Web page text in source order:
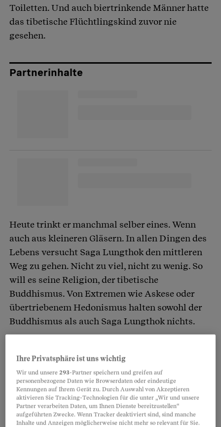
Toiletten. Und auch biertrinkende Männer hatte
das tibetische Flüchtlingskind zuvor nie
gesehen.
Partnerinhalte
Heute trinkt er manchmal selber eines. Wenn
auch aus kleineren Gläsern. In allen Dingen des
Lebens versucht Saga Lungthok den mittleren
Weg zu gehen. Nicht zu viel, nicht zu wenig. So
will es seine Religion, der tibetische
Buddhismus. Von Extremen wie Askese oder
übertriebenem Hedonismus halten sowohl der
Buddhismus als auch Saga Lungthok nichts.
Sonntagnachmittag ins Wohnzimmer der
Familie Lungthok. Am Balkongeländer flattern
bunte Gebetsfahnen. Die Liebe zur tibetischen
Kultur ist in der hellen Maisonnettewohnung im
Stadtzentrum von Flawil nicht zu übersehen. Sie
Ihre Privatsphäre ist uns wichtig
Wir und unsere293-Partner speichern und greifen auf
personenbezogene Daten wie Browserdaten oder eindeutige
Kennungen auf Ihrem Gerät zu. Durch Auswahl von Akzeptieren
aktivieren Sie Tracking-Technologien für die unter „Wir und unsere
Partner verarbeiten Daten, um Ihnen Dienste bereitzustellen“
aufgeführten Zwecke. Wenn Tracker deaktiviert sind, sind manche
Inhalte und Anzeigen möglicherweise nicht mehr so relevant für Sie.